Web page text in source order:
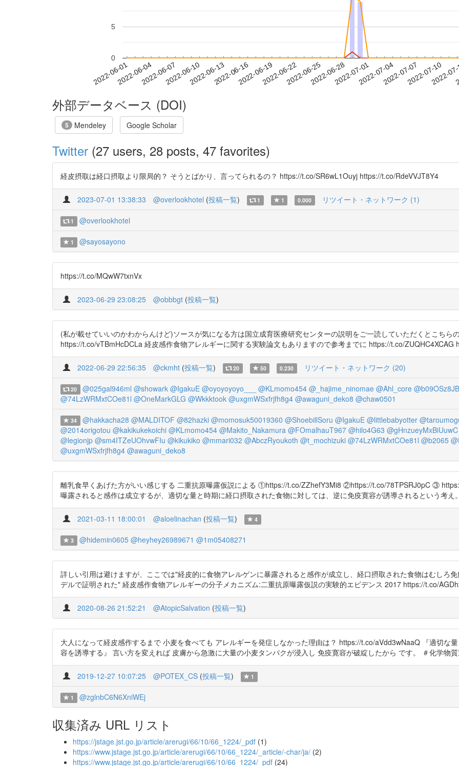
2022-06-012022-06-042022-06-072022-06-102022-06-132022-06-162022-06-192022-06-222022-06-252022-06-282022-07-012022-07-042022-07-072022-07-10
2022-
0
5
外部データベース (DOI)
5 Mendeley Google Scholar
Twitter (27 users, 28 posts, 47 favorites)
経皮摂取は経口摂取より限局的？ そうとばかり、言ってられるの？ https://t.co/SR6wL1Ouyj https://t.co/RdeVVJT8Y4
2023-07-01 13:38:33 @overlookhotel (投稿一覧) 1 1 0.000 リツイート・ネットワーク (1)
1 @overlookhotel
1 @sayosayono
https://t.co/MQwW7txnVx
2023-06-29 23:08:25 @obbbgt (投稿一覧)
(私が載せていいのかわからんけど)ソースが気になる方は国立成育医療研究センターの説明をご一読していただくとこちら
https://t.co/vTBmHcDCLa 経皮感作食物アレルギーに関する実験論文もありますので参考までに https://t.co/ZUQHC4XCAG
2022-06-29 22:56:35 @ckmht (投稿一覧) 20 50 0.230 リツイート・ネットワーク (20)
20 @025gal946ml @showark @IgakuE @oyoyoyoyo___ @KLmomo454 @_hajime_ninomae @Ahl_core
@74LzWRMxtCOe81l @OneMarkGLG @Wkkktook @uxgmWSxfrjfh8g4 @awaguni_deko8 @chaw0501
34 @hakkacha28 @MALDITOF @82hazki @momosuk50019360 @ShoebillSoru @IgakuE @littlebabyotter
@2014origotou @kakikukekoichi @KLmomo454 @Makito_Nakamura @FOmalhauT967 @hilo4G63 @gHnzueyMxBiUuwC
@legionjp @sm4ITZeUOhvwFIu @kikukiko @mmari032 @AbczRyoukoth @t_mochizuki @74LzWRMxtCOe81l @b2065
@uxgmWSxfrjfh8g4 @awaguni_deko8
離乳食早くあげた方がいい感じする 二重抗原曝露仮説による ①https://t.co/ZZhefY3Mi8 ②https://t.co/78TPSRJ0pC ③
曝露されると感作は成立するが、適切な量と時期に経口摂取された食物に対しては、逆に免疫寛容が誘導されるという考え。
2021-03-11 18:00:01 @aloelinachan (投稿一覧) 4
3 @hidemin0605 @heyhey26989671 @1m05408271
詳しい引用は避けますが、ここでは"経皮的に食物アレルゲンに暴露されると感作が成立し、経口摂取された食物はむしろ
デルで証明された" 経皮感作食物アレルギーの分子メカニズム:二重抗原曝露仮説の実験的エビデンス 2017 https://t.co/
2020-08-26 21:52:21 @AtopicSalvation (投稿一覧)
大人になって経皮感作するまで 小麦を食べても アレルギーを発症しなかった理由は？ https://t.co/aVdd3wNaaQ 『適切な
容を誘導する』 言い方を変えれば 皮膚から急激に大量の小麦タンパクが浸入し 免疫寛容が破綻したから です。 ＃化学物
2019-12-27 10:07:25 @POTEX_CS (投稿一覧) 1
1 @zglnbC6N6XniWEj
収集済み URL リスト
https://jstage.jst.go.jp/article/arerugi/66/10/66_1224/_pdf (1)
https://www.jstage.jst.go.jp/article/arerugi/66/10/66_1224/_article/-char/ja/ (2)
https://www.jstage.jst.go.jp/article/arerugi/66/10/66_1224/_pdf (24)